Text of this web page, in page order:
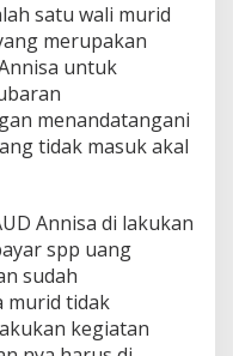
satu wali murid
merupakan
untuk
menandatangani
tidak masuk akal
Annisa di lakukan
spp uang
sudah
murid tidak
kegiatan